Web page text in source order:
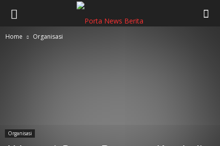
Home Organisasi
Organisasi